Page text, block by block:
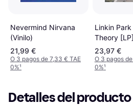
Nevermind Nirvana
(Vinilo)
21,99 €
O 3 pagos de 7,33 € TAE
0%¹
Linkin
Theory
23,97 €
O 3 pagos
0%¹
Detalles del producto